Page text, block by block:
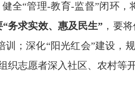
全“管理-教育-监督”闭环
“务求实效、惠及民生” ，要
；深化“阳光红会”建设，
志愿者深入社区、农村等